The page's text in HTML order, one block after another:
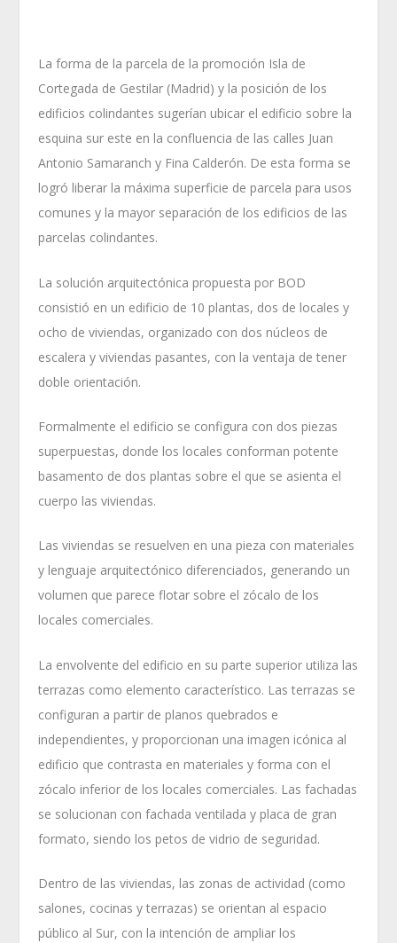
La forma de la parcela de la promoción Isla de
Cortegada de Gestilar (Madrid) y la posición de los
edificios colindantes sugerían ubicar el edificio sobre la
esquina sur este en la confluencia de las calles Juan
Antonio Samaranch y Fina Calderón. De esta forma se
logró liberar la máxima superficie de parcela para usos
comunes y la mayor separación de los edificios de las
parcelas colindantes.
La solución arquitectónica propuesta por BOD
consistió en un edificio de 10 plantas, dos de locales y
ocho de viviendas, organizado con dos núcleos de
escalera y viviendas pasantes, con la ventaja de tener
doble orientación.
Formalmente el edificio se configura con dos piezas
superpuestas, donde los locales conforman potente
basamento de dos plantas sobre el que se asienta el
cuerpo las viviendas.
Las viviendas se resuelven en una pieza con materiales
y lenguaje arquitectónico diferenciados, generando un
volumen que parece flotar sobre el zócalo de los
locales comerciales.
La envolvente del edificio en su parte superior utiliza las
terrazas como elemento característico. Las terrazas se
configuran a partir de planos quebrados e
independientes, y proporcionan una imagen icónica al
edificio que contrasta en materiales y forma con el
zócalo inferior de los locales comerciales. Las fachadas
se solucionan con fachada ventilada y placa de gran
formato, siendo los petos de vidrio de seguridad.
Dentro de las viviendas, las zonas de actividad (como
salones, cocinas y terrazas) se orientan al espacio
público al Sur, con la intención de ampliar los